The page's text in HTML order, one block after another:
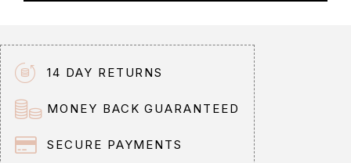
t
e
r
n
a
t
14 DAY RETURNS
MONEY BACK GUARANTEED
SECURE PAYMENTS